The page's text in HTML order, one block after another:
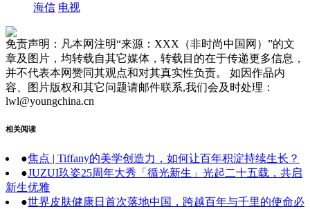
海信 电视
免责声明：凡本网注明“来源：XXX（非时尚中国网）”的文
章及图片，均转载自其它媒体，转载目的在于传递更多信息，
并不代表本网赞同其观点和对其真实性负责。 如因作品内
容、图片版权和其它问题请邮件联系,我们会及时处理：
lwl@youngchina.cn
相关阅读
●焦点 | Tiffany的美学创造力，如何让百年积淀持续生长？
●JUZUI玖姿25周年大秀「循光新生」光起二十五载，共启
新生优雅
●世界皮肤健康日首次落地中国，跨越百年与千里的使命必